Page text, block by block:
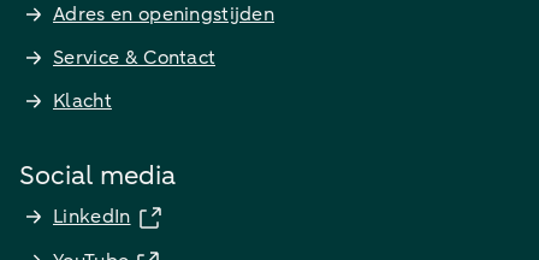
Adres en openingstijden
Service & Contact
Klacht
Social media
LinkedIn